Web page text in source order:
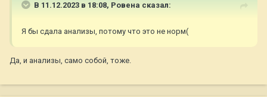
В 11.12.2023 в 18:08, Ровена сказал:
Я бы сдала анализы, потому что это не норм(
Да, и анализы, само собой, тоже.